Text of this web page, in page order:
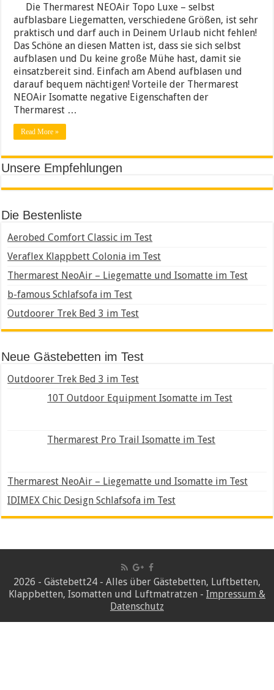
Die Thermarest NEOAir Topo Luxe – selbst
aufblasbare Liegematten, verschiedene Größen, ist sehr
praktisch und darf auch in Deinem Urlaub nicht fehlen!
Das Schöne an diesen Matten ist, dass sie sich selbst
aufblasen und Du keine große Mühe hast, damit sie
einsatzbereit sind. Einfach am Abend aufblasen und
darauf bequem nächtigen! Vorteile der Thermarest
NEOAir Isomatte negative Eigenschaften der
Thermarest …
Read More »
Unsere Empfehlungen
Die Bestenliste
Aerobed Comfort Classic im Test
Veraflex Klappbett Colonia im Test
Thermarest NeoAir – Liegematte und Isomatte im Test
b-famous Schlafsofa im Test
Outdoorer Trek Bed 3 im Test
Neue Gästebetten im Test
Outdoorer Trek Bed 3 im Test
10T Outdoor Equipment Isomatte im Test
Thermarest Pro Trail Isomatte im Test
Thermarest NeoAir – Liegematte und Isomatte im Test
IDIMEX Chic Design Schlafsofa im Test
2026 - Gästebett24 - Alles über Gästebetten, Luftbetten,
Klappbetten, Isomatten und Luftmatratzen - Impressum &
Datenschutz